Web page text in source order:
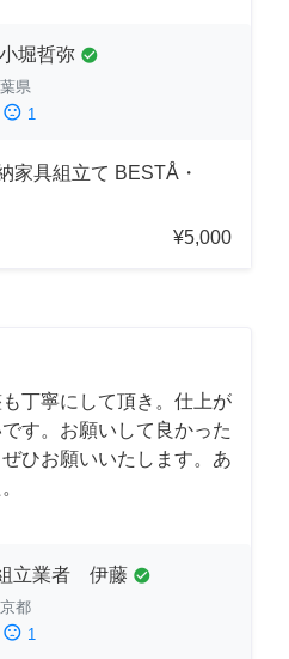
堀哲弥 check_circle
県
sentiment_dissatisfied 1
家具組立て BESTÅ・
¥5,000
丁寧にして頂き。仕上が
す。お願いして良かった
ひお願いいたします。あ
立業者 伊藤 check_circle
都
sentiment_dissatisfied 1